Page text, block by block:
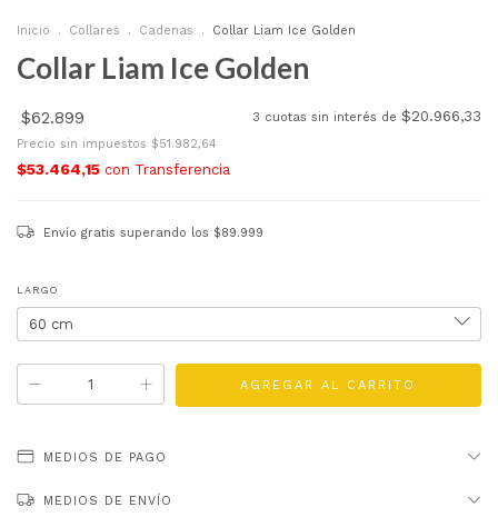
Inicio . Collares . Cadenas . Collar Liam Ice Golden
Collar Liam Ice Golden
$62.899 3 cuotas sin interés de $20.966,33
Precio sin impuestos $51.982,64
$53.464,15 con Transferencia
Envío gratissuperando los $89.999
LARGO
MEDIOS DE PAGO
MEDIOS DE ENVÍO